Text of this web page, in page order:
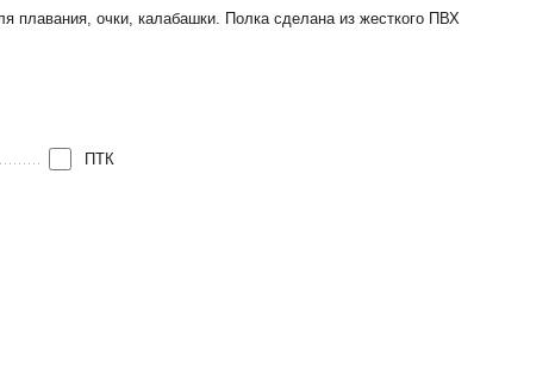
плавания, очки, калабашки. Полка сделана из жесткого ПВХ
ПТК